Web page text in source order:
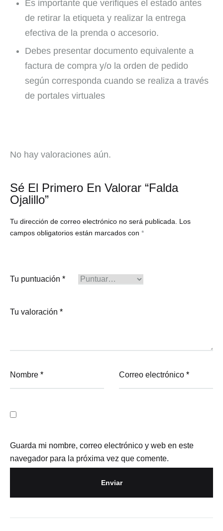
Es importante que verifiques el estado antes
de retirar la etiqueta y realizar la entrega
efectiva de la prenda o accesorio.
Debes presentar documento equivalente a
factura de compra y/o la orden de pedido
según corresponda cuando se realiza a través
de portales virtuales
No hay valoraciones aún.
Sé El Primero En Valorar “Falda
Ojalillo”
Tu dirección de correo electrónico no será publicada.
Los
campos obligatorios están marcados con *
Tu puntuación *
Tu valoración *
Nombre * Correo electrónico *
Guarda mi nombre, correo electrónico y web en este
navegador para la próxima vez que comente.